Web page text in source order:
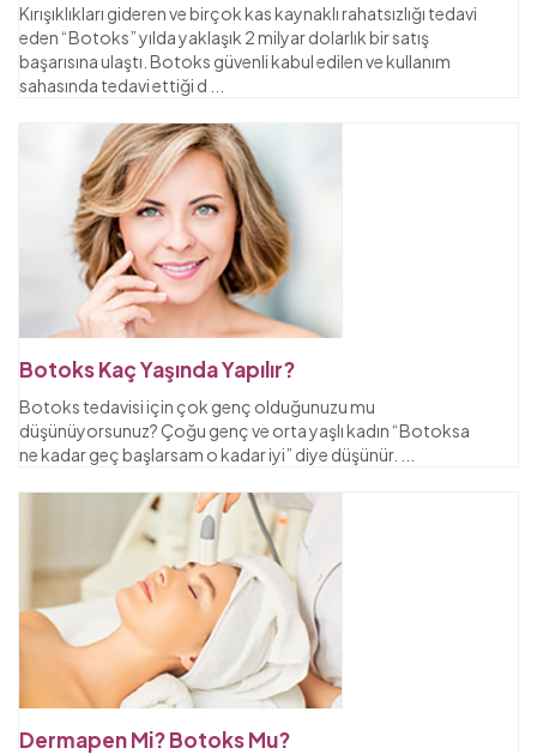
Kırışıklıkları gideren ve birçok kas kaynaklı rahatsızlığı tedavi
eden “Botoks” yılda yaklaşık 2 milyar dolarlık bir satış
başarısına ulaştı. Botoks güvenli kabul edilen ve kullanım
sahasında tedavi ettiği d
Botoks Kaç Yaşında Yapılır?
Botoks tedavisi için çok genç olduğunuzu mu
düşünüyorsunuz? Çoğu genç ve orta yaşlı kadın “Botoksa
ne kadar geç başlarsam o kadar iyi” diye düşünür.
Dermapen Mi? Botoks Mu?